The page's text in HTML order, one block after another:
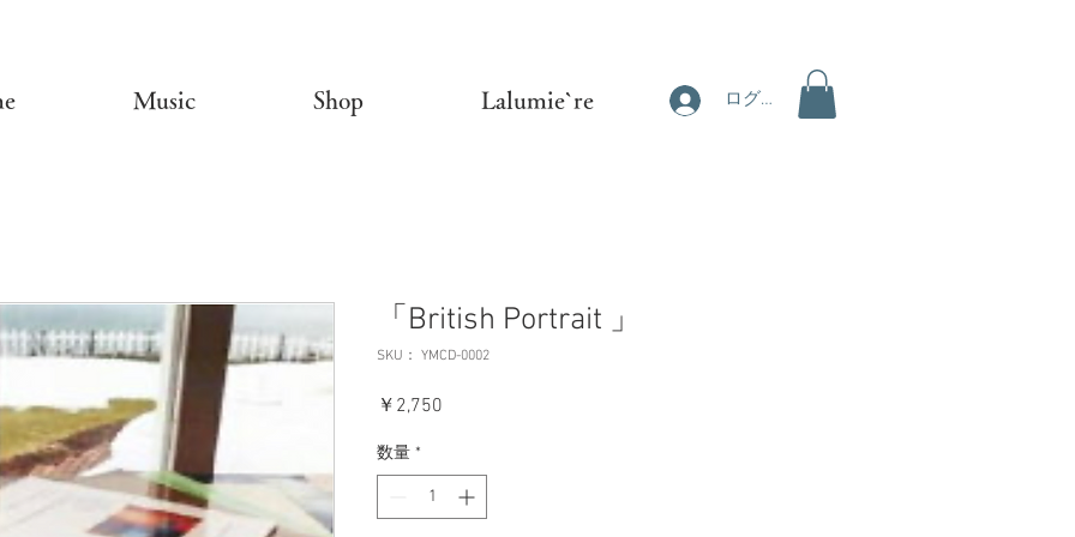
Music Shop Lalumie`re ログイン
「British Portrait 」
SKU： YMCD-0002
￥2,750
数量 *